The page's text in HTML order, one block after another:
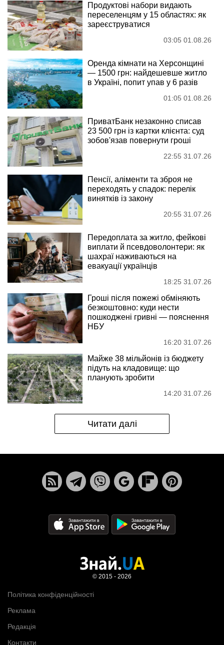
Продуктові набори видають
переселенцям у 15 областях: як
зареєструватися
03:05 01.08.26
Оренда кімнати на Херсонщині
— 1500 грн: найдешевше житло
в Україні, попит упав у 6 разів
01:05 01.08.26
ПриватБанк незаконно списав
23 500 грн із картки клієнта: суд
зобов'язав повернути гроші
22:55 31.07.26
Пенсії, аліменти та зброя не
переходять у спадок: перелік
винятків із закону
20:55 31.07.26
Передоплата за житло, фейкові
виплати й псевдоволонтери: як
шахраї наживаються на
евакуації українців
18:25 31.07.26
Гроші після пожежі обміняють
безкоштовно: куди нести
пошкоджені гривні — пояснення
НБУ
16:20 31.07.26
Майже 38 мільйонів із бюджету
підуть на кладовище: що
планують зробити
14:20 31.07.26
Читати далі
Політика конфіденційності
Реклама
Редакція
Контакти
© 2015 - 2026